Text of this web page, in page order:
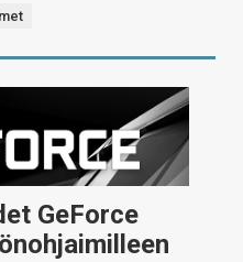
GeForce